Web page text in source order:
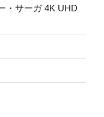
・サーガ 4K UHD